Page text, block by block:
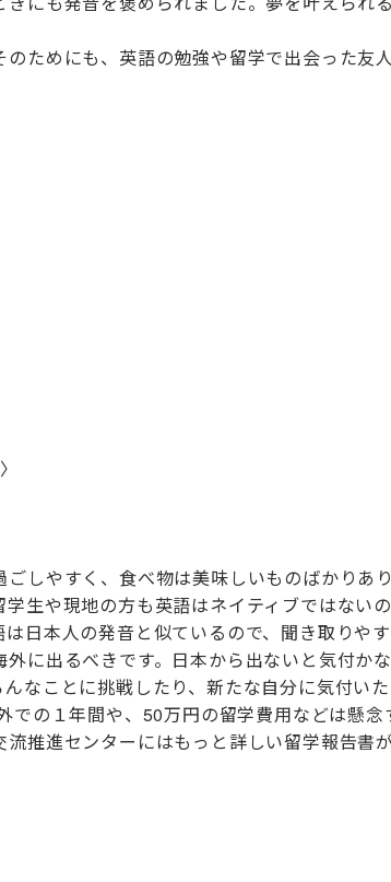
ためにも、英語の勉強や留学で出会った友
しやすく、食べ物は美味しいものばかりあ
生や現地の方も英語はネイティブではない
日本人の発音と似ているので、聞き取りや
に出るべきです。日本から出ないと気付か
なことに挑戦したり、新たな自分に気付い
の１年間や、50万円の留学費用などは懸
推進センターにはもっと詳しい留学報告書